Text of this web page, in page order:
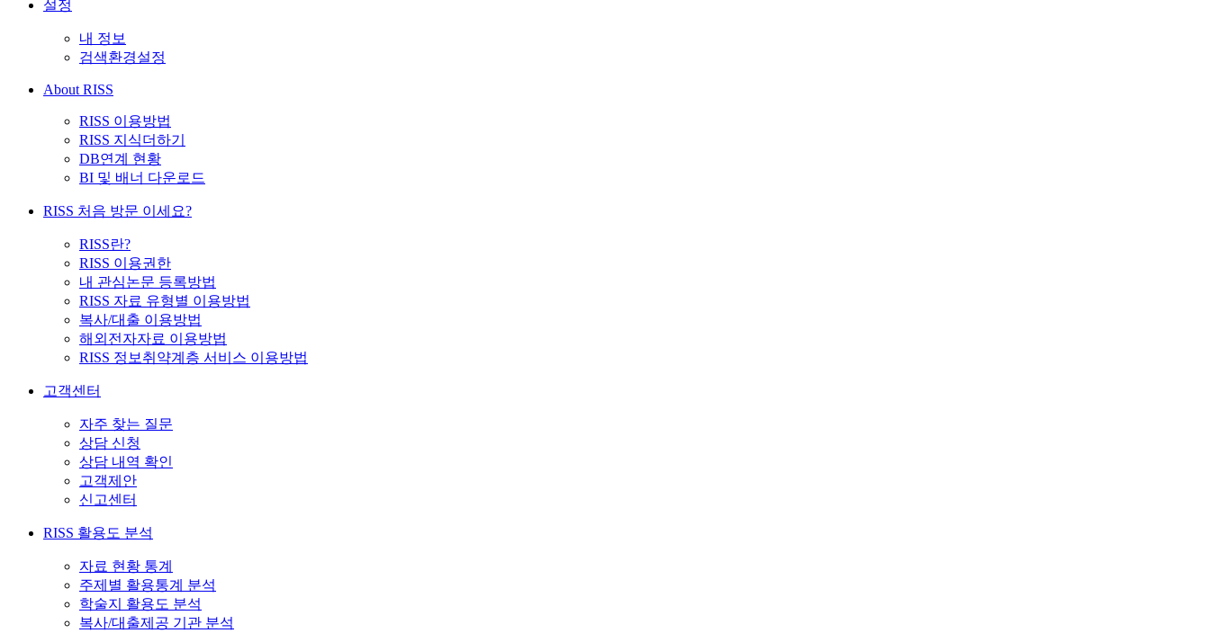
설정
내 정보
검색환경설정
About RISS
RISS 이용방법
RISS 지식더하기
DB연계 현황
BI 및 배너 다운로드
RISS 처음 방문 이세요?
RISS란?
RISS 이용권한
내 관심논문 등록방법
RISS 자료 유형별 이용방법
복사/대출 이용방법
해외전자자료 이용방법
RISS 정보취약계층 서비스 이용방법
고객센터
자주 찾는 질문
상담 신청
상담 내역 확인
고객제안
신고센터
RISS 활용도 분석
자료 현황 통계
주제별 활용통계 분석
학술지 활용도 분석
복사/대출제공 기관 분석